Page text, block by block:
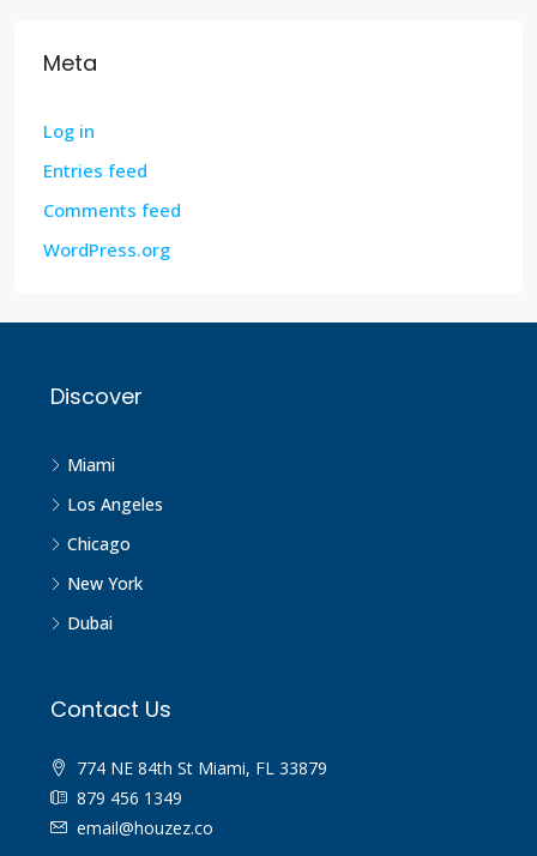
Meta
Log in
Entries feed
Comments feed
WordPress.org
Discover
Miami
Los Angeles
Chicago
New York
Dubai
Contact Us
774 NE 84th St Miami, FL 33879
879 456 1349
email@houzez.co